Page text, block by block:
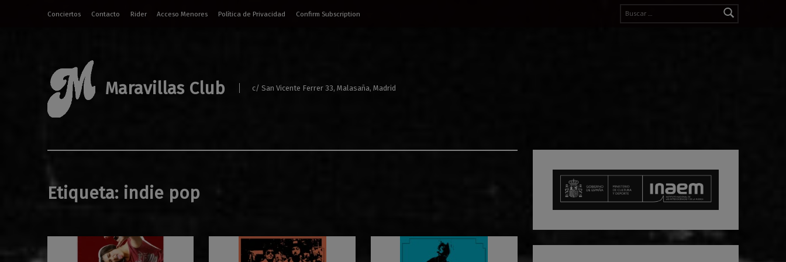
Buscar:
Conciertos
Contacto Rider Acceso Menores Política de Privacidad Confirm Subscription
Maravillas Club c/ San Vicente Ferrer 33, Malasaña, Madrid
Etiqueta: indie pop